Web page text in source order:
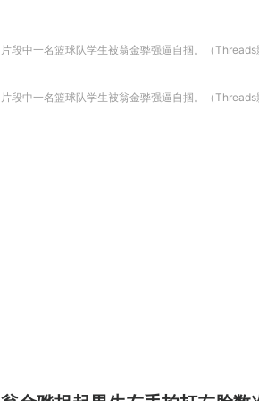
片段中一名篮球队学生被翁金骅强逼自掴。（Threads
片段中一名篮球队学生被翁金骅强逼自掴。（Threads